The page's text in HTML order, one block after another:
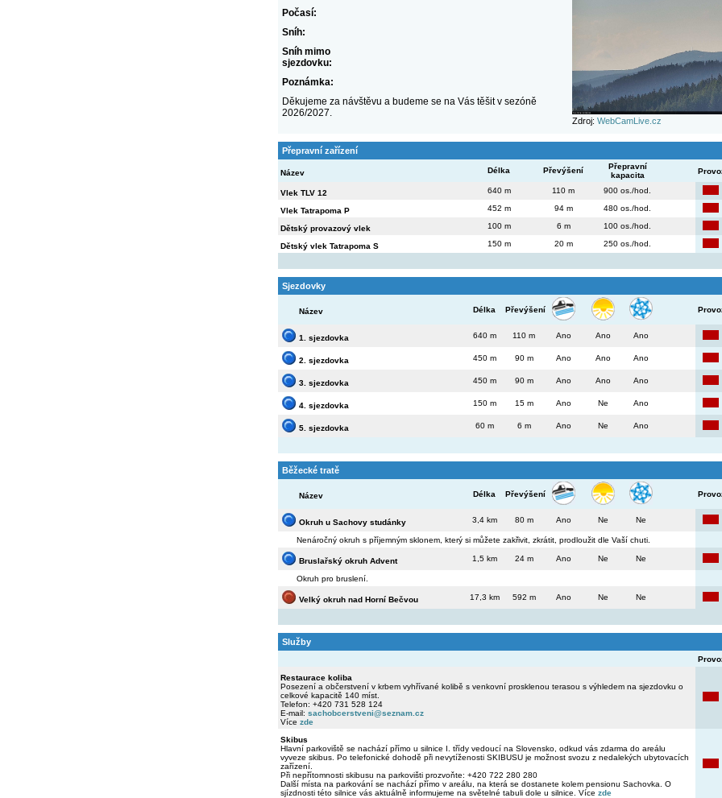
Počasí:
Sníh:
Sníh mimo
sjezdovku:
Poznámka:
Děkujeme za návštěvu a budeme se na Vás těšit v sezóně
2026/2027.
Zdroj: WebCamLive.cz
Přepravní zařízení
Název Délka Převýšení
Přepravní
kapacita
Vlek TLV 12 640 m 110 m 900 os./hod.
Vlek Tatrapoma P 452 m 94 m 480 os./hod.
Dětský provazový vlek 100 m 6 m 100 os./hod.
Dětský vlek Tatrapoma S 150 m 20 m 250 os./hod.
Sjezdovky
Název Délka Převýšení
1. sjezdovka 640 m 110 m Ano Ano Ano
2. sjezdovka 450 m 90 m Ano Ano Ano
3. sjezdovka 450 m 90 m Ano Ano Ano
4. sjezdovka 150 m 15 m Ano Ne Ano
5. sjezdovka 60 m 6 m Ano Ne Ano
Běžecké tratě
Název Délka Převýšení
Okruh u Sachovy studánky 3,4 km 80 m Ano Ne Ne
Nenáročný okruh s příjemným sklonem, který si můžete zakřivit, zkrátit, prodloužit dle Vaší chuti.
Bruslařský okruh Advent 1,5 km 24 m Ano Ne Ne
Okruh pro bruslení.
Velký okruh nad Horní Bečvou 17,3 km 592 m Ano Ne Ne
Služby
Restaurace koliba
Posezení a občerstvení v krbem vyhřívané kolibě s venkovní prosklenou terasou s výhledem na sjezdovku o
celkové kapacitě 140 míst.
Telefon: +420 731 528 124
E-mail: sachobcerstveni@seznam.cz
Více zde
Skibus
Hlavní parkoviště se nachází přímo u silnice I. třídy vedoucí na Slovensko, odkud vás zdarma do areálu
vyveze skibus. Po telefonické dohodě při nevytíženosti SKIBUSU je možnost svozu z nedalekých ubytovacích
zařízení.
Při nepřítomnosti skibusu na parkovišti prozvoňte: +420 722 280 280
Další místa na parkování se nachází přímo v areálu, na která se dostanete kolem pensionu Sachovka. O
sjízdnosti této silnice vás aktuálně informujeme na světelné tabuli dole u silnice. Více zde